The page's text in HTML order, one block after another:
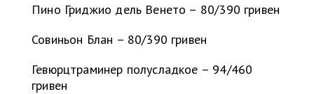
Пино Гриджио дель Венето – 80/390 гривен
Совиньон Блан – 80/390 гривен
Гевюрцтраминер полусладкое – 94/460
гривен